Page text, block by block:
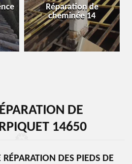
Réparation de
cheminée 14
DE
14650
RÉPARATION DES PIEDS DE